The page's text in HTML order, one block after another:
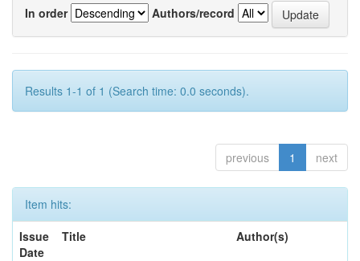
In order
Authors/record
Results 1-1 of 1 (Search time: 0.0 seconds).
previous 1 next
Item hits:
Issue
Date
Title Author(s)